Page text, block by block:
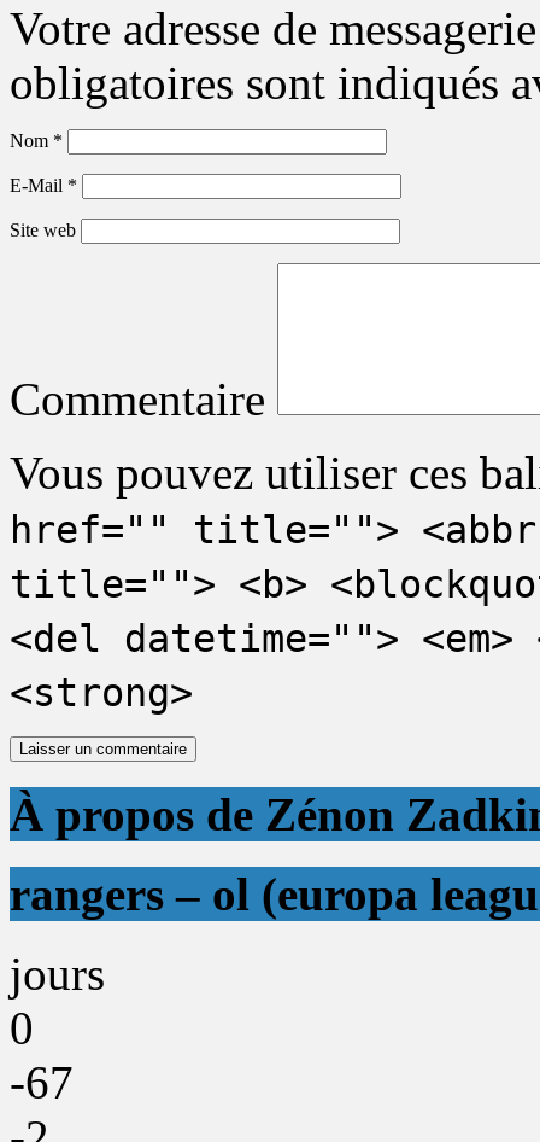
Votre adresse de
obligatoires sont indiqués
Nom *
E-Mail *
Site web
Commentaire
Vous pouvez utiliser ces
href="" title="">
title=""> <b>
<del datetime="">
<strong>
À propos de Zénon
rangers – ol (europa
jours
0
-67